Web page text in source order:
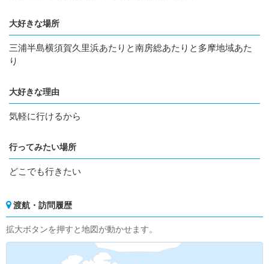
大好きな場所
三浦半島横須賀久里浜あたりと南房総あたりと多摩地域あた
り
大好きな理由
気軽に行けるから
行ってみたい場所
どこでも行きたい
渡航・訪問履歴
拡大ボタンを押すと地図が動かせます。